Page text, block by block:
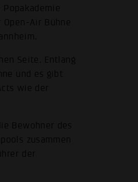
Air Bühne
Seite. Entlang
und es gibt
wie der
Bewohner des
zusammen
der